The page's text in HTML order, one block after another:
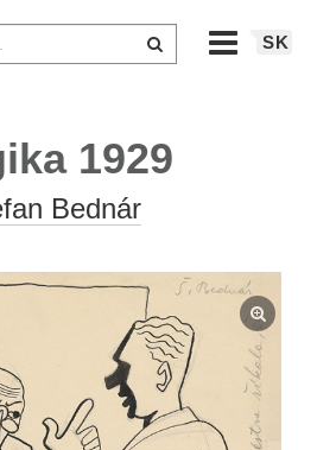
SK
1929
Bednár